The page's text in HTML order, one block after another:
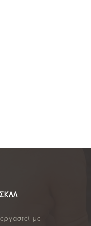
με